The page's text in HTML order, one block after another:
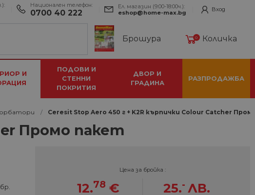
Национален телефон:
0700 40 222
Ел. магазин (9:00-18:00ч.):
eshop@home-max.bg
Вход
Брошура 0 Количка
И
ПОДОВИ И
СТЕННИ
ПОКРИТИЯ
ДВОР И
ГРАДИНА
РАЗПРОДАЖБА
Ceresit Stop Aero 450 г + K2R кърпички Colour Catcher
Промо пакет
Цена за бройка :
12.78 € 25.- ЛВ.